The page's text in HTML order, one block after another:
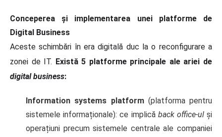
Conceperea și implementarea unei platforme de
Digital Business
Aceste schimbări în era digitală duc la o reconfigurare a
zonei de IT. Există 5 platforme principale ale ariei de
digital business:
Information systems platform (platforma pentru
sistemele informaționale): ce implică back office-ulși
operațiuni precum sistemele centrale ale companiei